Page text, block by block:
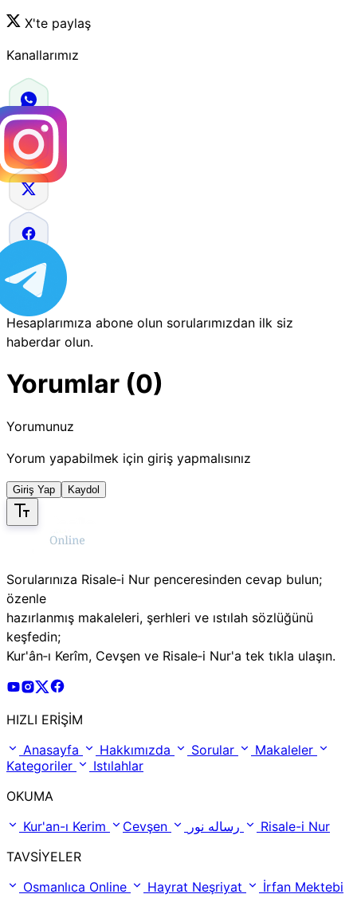
X'te paylaş
Kanallarımız
Hesaplarımıza abone olun sorularımızdan ilk siz
haberdar olun.
Yorumlar (0)
Yorumunuz
Yorum yapabilmek için giriş yapmalısınız
Giriş Yap Kaydol
Sorularınıza Risale‑i Nur penceresinden cevap bulun;
özenle
hazırlanmış makaleleri, şerhleri ve ıstılah sözlüğünü
keşfedin;
Kur'ân‑ı Kerîm, Cevşen ve Risale‑i Nur'a tek tıkla ulaşın.
Risale Online Youtube Hesabı
Risale Online Instagram Hesabı
Risale Online X Hesabı
HIZLI ERİŞİM
Anasayfa
Hakkımızda Sorular
Makaleler
Kategoriler
Istılahlar
OKUMA
Kur'an-ı Kerim
Cevşen
Risale-i Nur
TAVSİYELER
Osmanlıca Online
Hayrat Neşriyat İrfan Mektebi